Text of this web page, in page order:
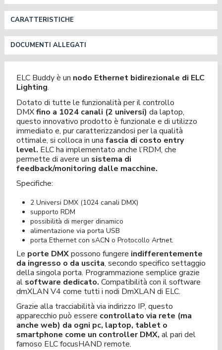
CARATTERISTICHE
DOCUMENTI ALLEGATI
ELC Buddy è un nodo Ethernet bidirezionale di ELC
Lighting.
Dotato di tutte le funzionalità per il controllo
DMXfino a 1024 canali (2 universi) da laptop,
questo innovativo prodotto è funzionale e di utilizzo
immediato e, pur caratterizzandosi per la qualità
ottimale, si colloca in una fascia di costo entry
level. ELC ha implementato anche l’RDM, che
permette di avere un sistema di
feedback/monitoring dalle macchine.
Specifiche:
2 Universi DMX (1024 canali DMX)
supporto RDM
possibilità di merger dinamico
alimentazione via porta USB
porta Ethernet con sACN o Protocollo Artnet.
Le porte DMXpossono fungere indifferentemente
da ingresso o da uscita, secondo specifico settaggio
della singola porta. Programmazione semplice grazie
al software dedicato. Compatibilità con il software
dmXLAN V4 come tutti i nodi DmXLAN di ELC.
Grazie alla tracciabilità via indirizzo IP, questo
apparecchio può essere controllato via rete (ma
anche web) da ogni pc, laptop, tablet o
smartphone come un controller DMX, al pari del
famoso ELC focusHAND remote.